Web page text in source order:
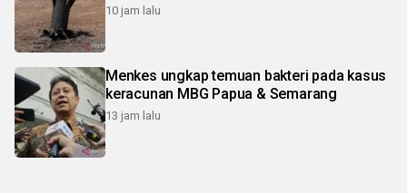
10 jam lalu
Menkes ungkap temuan bakteri pada kasus
keracunan MBG Papua & Semarang
13 jam lalu